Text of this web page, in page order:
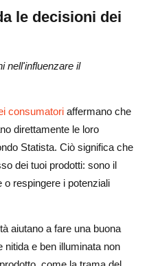
le decisioni dei
nell'influenzare il
consumatori affermano che
direttamente le loro
Statista. Ciò significa che
dei tuoi prodotti: sono il
o respingere i potenziali
aiutano a fare una buona
e ben illuminata non